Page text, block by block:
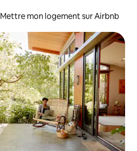
Mettre mon logement sur Airbnb